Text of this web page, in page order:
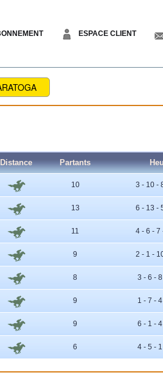
ESPACE CLIENT
Distance Partants
10 3 - 10 -
13 6 - 13 -
11 4 - 6 - 7
9 2 - 1 -
8 3 - 6 -
9 1 - 7 -
9 6 - 1 -
6 4 - 5 -